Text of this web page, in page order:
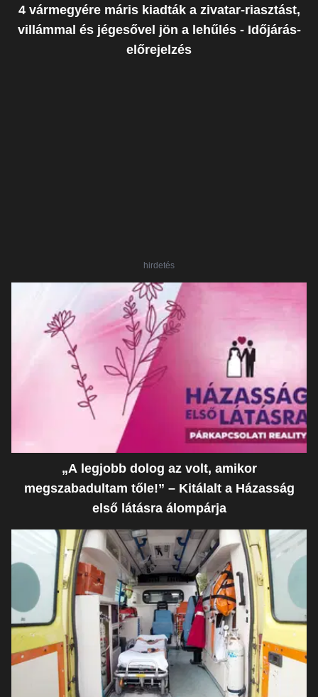
4 vármegyére máris kiadták a zivatar-riasztást,
villámmal és jégesővel jön a lehűlés - Időjárás-
előrejelzés
hirdetés
„A legjobb dolog az volt, amikor
megszabadultam tőle!” – Kitálalt a Házasság
első látásra álompárja